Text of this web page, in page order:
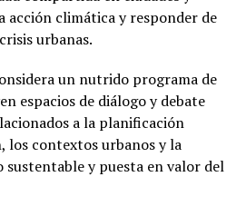
acción climática y responder de
urbanas.
un nutrido programa de
espacios de diálogo y debate
a la planificación
los contextos urbanos y la
y puesta en valor del